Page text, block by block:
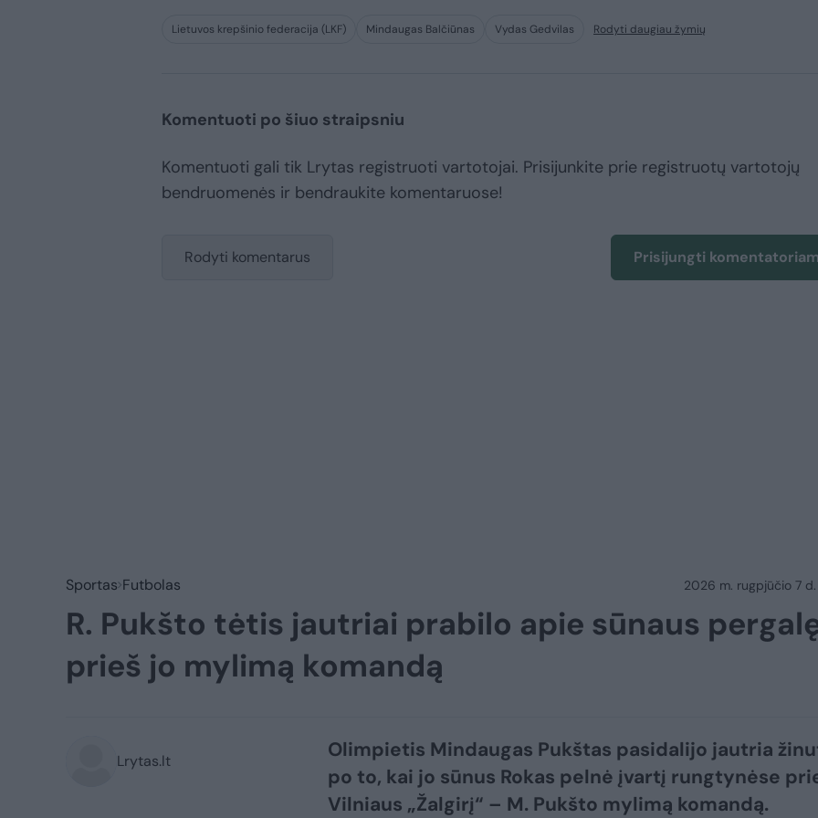
Lietuvos krepšinio federacija (LKF) Mindaugas Balčiūnas Vydas Gedvilas Rodyti daugiau žymių
Komentuoti po šiuo straipsniu
Komentuoti gali tik Lrytas registruoti vartotojai. Prisijunkite prie registruotų vartotojų
bendruomenės ir bendraukite komentaruose!
Rodyti komentarus Prisijungti
Sportas Futbolas 2026 m. rugpjūčio 7 d.
R. Pukšto tėtis jautriai prabilo apie sūnaus
prieš jo mylimą komandą
Lrytas.lt
Olimpietis Mindaugas Pukštas pasidalijo jautria
po to, kai jo sūnus Rokas pelnė įvartį rungtynėse
Vilniaus „Žalgirį“ – M. Pukšto mylimą komandą.